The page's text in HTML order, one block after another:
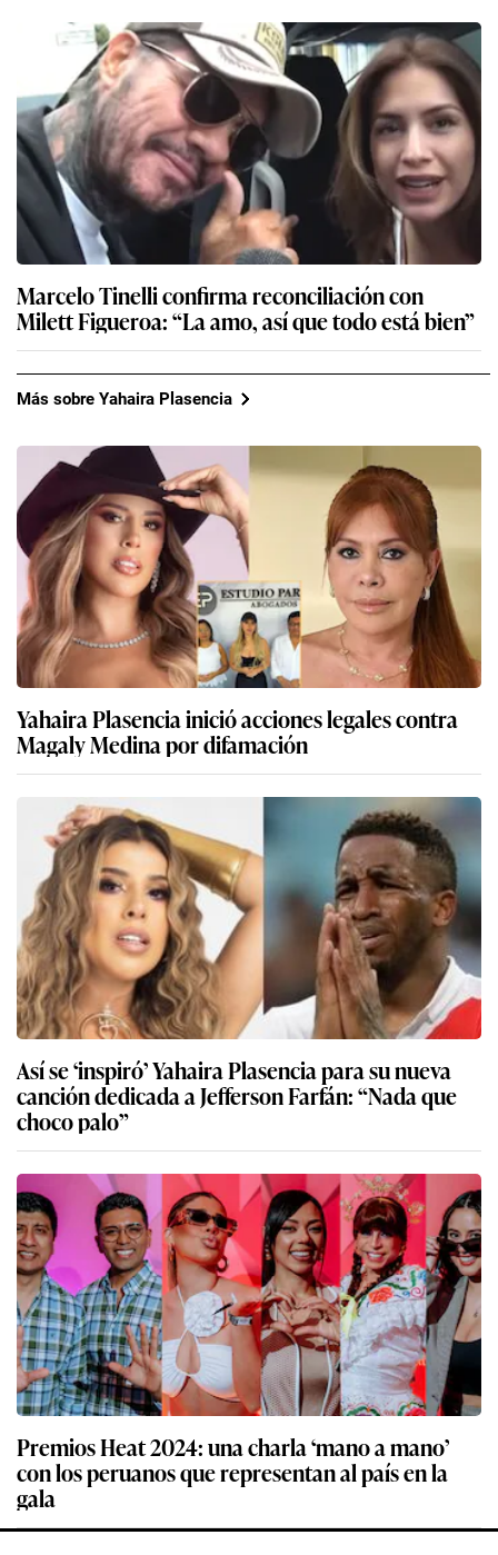
Marcelo Tinelli confirma reconciliación con
Milett Figueroa: “La amo, así que todo está bien”
Más sobre Yahaira Plasencia
Yahaira Plasencia inició acciones legales contra
Magaly Medina por difamación
Así se ‘inspiró’ Yahaira Plasencia para su nueva
canción dedicada a Jefferson Farfán: “Nada que
choco palo”
Premios Heat 2024: una charla ‘mano a mano’
con los peruanos que representan al país en la
gala